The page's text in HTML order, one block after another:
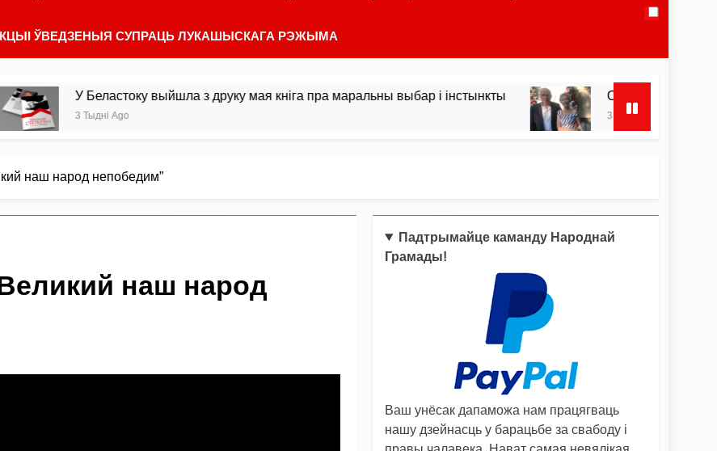
ЎВЕДЗЕНЫЯ СУПРАЦЬ ЛУКАШЫСКАГА РЭЖЫМА
У Беластоку выйшла з друку мая кніга пра маральны выбар і інстынкты
3 Тыдні Ago
Сёння Дзень ўзяцця
3 Тыдні Ago
наш народ непобедим”
наш народ
Падтрымайце каманду Народнай
Грамады!
Ваш унёсак дапаможа нам працягваць
нашу дзейнасць у барацьбе за свабоду і